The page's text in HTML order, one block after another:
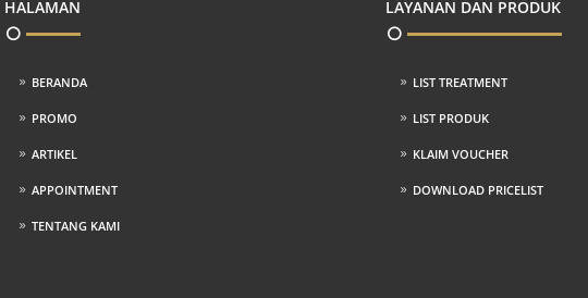
HALAMAN
BERANDA
PROMO
ARTIKEL
APPOINTMENT
TENTANG KAMI
LAYANAN DAN PRODUK
LIST TREATMENT
LIST PRODUK
KLAIM VOUCHER
DOWNLOAD PRICELIST